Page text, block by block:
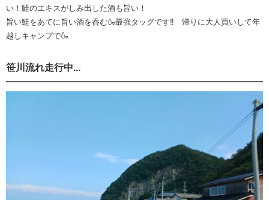
い！鮭のエキスがしみ出した酒も旨い！
旨い鮭をあてに旨い酒を呑む🍶最強タッグです‼️ 帰りに大人買いして年
越しキャンプで🍶
笹川流れ走行中...